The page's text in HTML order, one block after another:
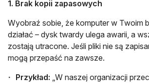
1. Brak kopii zapasowych
Wyobraź sobie, że komputer w Twoim
działać – dysk twardy ulega awarii, a
zostają utracone. Jeśli pliki nie są
mogą przepaść na zawsze.
Przykład: „W naszej organizacji